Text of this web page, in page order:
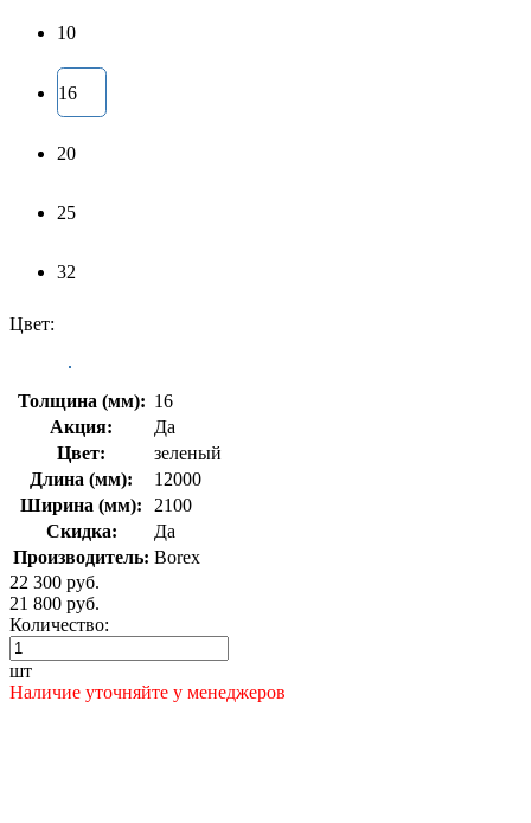
10
16
20
25
32
Цвет:
Толщина (мм): 16
Акция:
Да
Цвет:
зеленый
Длина (мм):
12000
Ширина (мм):
2100
Скидка:
Да
Производитель: Borex
22 300 руб.
21 800 руб.
Количество:
шт
Наличие уточняйте у менеджеров